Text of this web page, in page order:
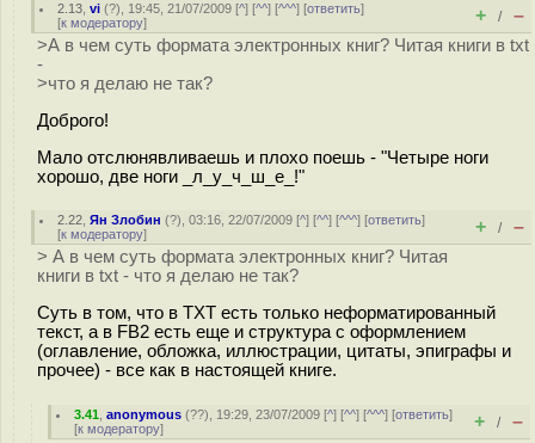
2.13 ,vi (?), 19:45, 21/07/2009 [^] [^^] [^^^] [ответить]
[к модератору] + / –
>А в чем суть формата электронных книг? Читая книги в txt
-
>что я делаю не так?
Доброго!
Мало отслюнявливаешь и плохо поешь - "Четыре ноги
хорошо, две ноги _л_у_ч_ш_е_!"
2.22 ,Ян Злобин (?), 03:16, 22/07/2009 [^] [^^] [^^^] [ответить]
[к модератору] + / –
> А в чем суть формата электронных книг? Читая
книги в txt - что я делаю не так?
Суть в том, что в TXT есть только неформатированный
текст, а в FB2 есть еще и структура с оформлением
(оглавление, обложка, иллюстрации, цитаты, эпиграфы и
прочее) - все как в настоящей книге.
3.41 ,anonymous (??), 19:29, 23/07/2009 [^] [^^] [^^^] [ответить]
[к модератору] + / –